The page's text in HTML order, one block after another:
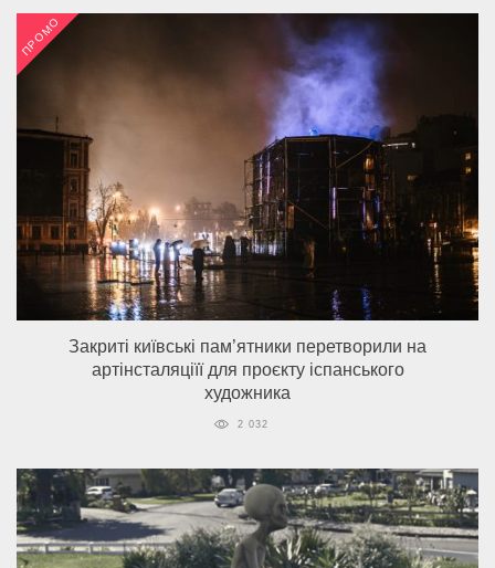
ПРОМО
Закриті київські пам’ятники перетворили на
артінсталяціїї для проєкту іспанського
художника
2 032